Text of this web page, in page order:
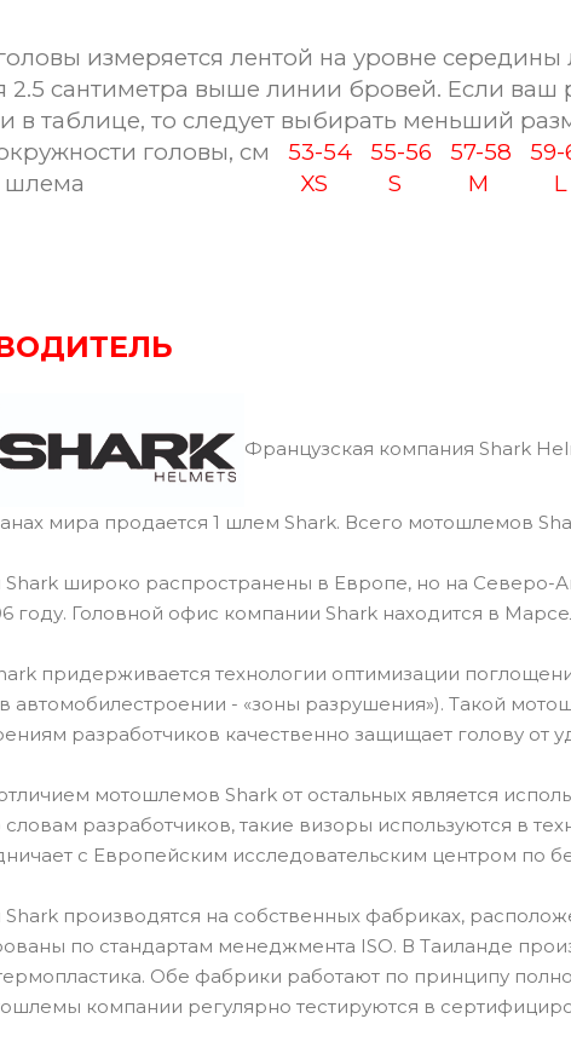
измеряется лентой на уровне
сантиметра выше линии бровей. Если ваш
в таблице, то следует выбирать меньший
головы, см 53-54 55-56 57-58
XS S M L
Французская компания Shark
мира продается 1 шлем Shark. Всего мотошлемов
широко распространены в Европе, но на Северо-
году. Головной офис компании Shark находится в
придерживается технологии оптимизации
автомобилестроении - «зоны разрушения»). Такой
разработчиков качественно защищает голову от
мотошлемов Shark от остальных является
разработчиков, такие визоры используются в
с Европейским исследовательским центром по
производятся на собственных фабриках,
по стандартам менеджмента ISO. В Таиланде
Обе фабрики работают по принципу
компании регулярно тестируются в